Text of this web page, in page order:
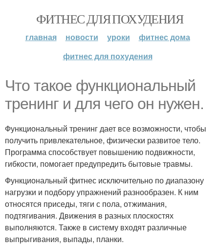
ФИТНЕС ДЛЯ ПОХУДЕНИЯ
главная новости уроки
фитнес дома
фитнес для похудения
Что такое функциональный
тренинг и для чего он нужен.
Функциональный тренинг дает все возможности, чтобы
получить привлекательное, физически развитое тело.
Программа способствует повышению подвижности,
гибкости, помогает предупредить бытовые травмы.
Функциональный фитнес исключительно по диапазону
нагрузки и подбору упражнений разнообразен. К ним
относятся приседы, тяги с пола, отжимания,
подтягивания. Движения в разных плоскостях
выполняются. Также в систему входят различные
выпрыгивания, выпады, планки.